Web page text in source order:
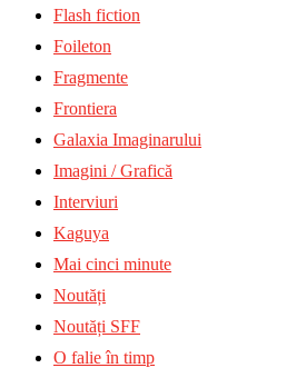
Flash fiction
Foileton
Fragmente
Frontiera
Galaxia Imaginarului
Imagini / Grafică
Interviuri
Kaguya
Mai cinci minute
Noutăți
Noutăți SFF
O falie în timp